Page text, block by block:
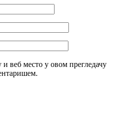
веб место у овом прегледачу